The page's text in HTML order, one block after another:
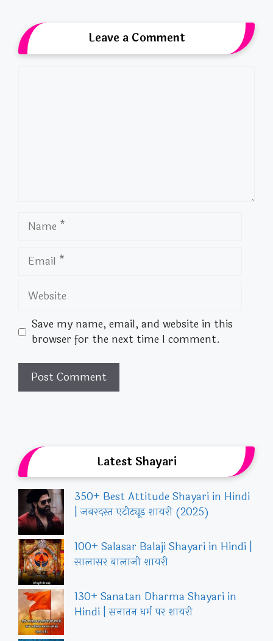
Leave a Comment
Name
Email
Website
Save my name, email, and website in this
browser for the next time I comment.
Latest Shayari
350+ Best Attitude Shayari in Hindi
| जबरदस्त एटीट्यूड शायरी (2025)
100+ Salasar Balaji Shayari in Hindi |
सालासर बालाजी शायरी
130+ Sanatan Dharma Shayari in
Hindi | सनातन धर्म पर शायरी